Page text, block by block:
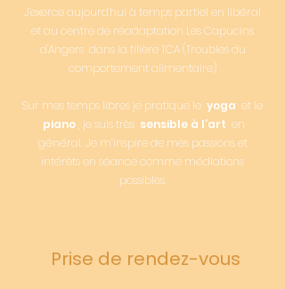
J'exerce aujourd'hui à temps partiel en libéral
et au centre de réadaptation Les Capucins
d'Angers dans la filière TCA (Troubles du
comportement alimentaire)
Sur mes temps libres je pratique le yoga et le
piano, je suis très sensible à l’art en
général. Je m’inspire de mes passions et
intérêts en séance comme médiations
possibles.
Prise de rendez-vous